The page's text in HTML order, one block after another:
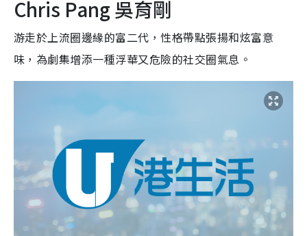
Chris Pang 吳育剛
游走於上流圈邊緣的富二代，性格帶點張揚和炫富意
味，為劇集增添一種浮華又危險的社交圈氣息。